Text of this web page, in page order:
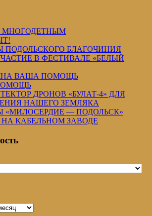
МНОГОДЕТНЫМ
ПОДОЛЬСКОГО БЛАГОЧИНИЯ
В ФЕСТИВАЛЕ «БЕЛЫЙ
ВАША ПОМОЩЬ
ДРОНОВ «БУЛАТ-4» ДЛЯ
НАШЕГО ЗЕМЛЯКА
«МИЛОСЕРДИЕ — ПОДОЛЬСК»
КАБЕЛЬНОМ ЗАВОДЕ